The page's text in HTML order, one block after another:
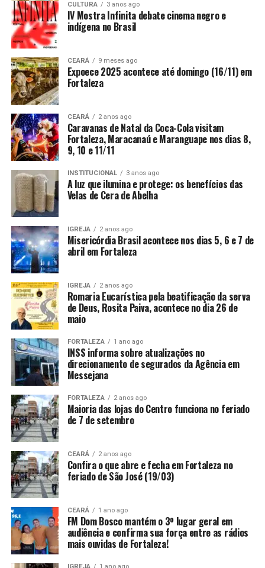
CULTURA 3 anos ago
IV Mostra Infinita debate cinema negro e
indígena no Brasil
CEARÁ 9 meses ago
Expoece 2025 acontece até domingo (16/11) em
Fortaleza
CEARÁ 2 anos ago
Caravanas de Natal da Coca-Cola visitam
Fortaleza, Maracanaú e Maranguape nos dias 8,
9, 10 e 11/11
INSTITUCIONAL 3 anos ago
A luz que ilumina e protege: os benefícios das
Velas de Cera de Abelha
IGREJA 2 anos ago
Misericórdia Brasil acontece nos dias 5, 6 e 7 de
abril em Fortaleza
IGREJA 2 anos ago
Romaria Eucarística pela beatificação da serva
de Deus, Rosita Paiva, acontece no dia 26 de
maio
FORTALEZA 1 ano ago
INSS informa sobre atualizações no
direcionamento de segurados da Agência em
Messejana
FORTALEZA 2 anos ago
Maioria das lojas do Centro funciona no feriado
de 7 de setembro
CEARÁ 2 anos ago
Confira o que abre e fecha em Fortaleza no
feriado de São José (19/03)
CEARÁ 1 ano ago
FM Dom Bosco mantém o 3º lugar geral em
audiência e confirma sua força entre as rádios
mais ouvidas de Fortaleza!